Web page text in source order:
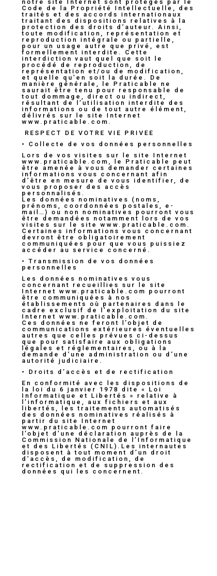
notre site Internet sont protégés par le
Code de la Propriété Intellectuelle, des
traités et des accords internationaux
traitant des dispositions relatives à la
protection des droits d’auteur. Ainsi,
toute modification, représentation et
reproduction intégrale ou partielle,
pour un usage autre que privé, est
formellement interdite. Cette
interdiction vaut quel que soit le
procédé de reproduction, de
représentation et/ou de modification,
et quelle qu’en soit la durée. De
manière générale, le Praticable ne
saurait être tenu pour responsable de
tout dommage, direct ou indirect,
résultant de l’utilisation interdite des
informations ou de tout autre élément,
délivrés sur le site Internet
www.praticable.com.
RESPECT DE VOTRE VIE PRIVEE
• Collecte de vos données personnelles
Lors de vos visites sur le site Internet
www.praticable.com , le Praticable peut
être amenée à vous demander certaines
informations vous concernant afin
d’être en mesure de vous identifier, de
vous proposer des accès
personnalisés.
Les données nominatives (noms,
prénoms, coordonnées postales, e-
mail…) ou non nominatives pourront vous
être demandées notamment lors de vos
visites sur le site www.praticable.com .
Certaines informations vous concernant
devront être obligatoirement
communiquées pour que vous puissiez
accéder au service concerné.
• Transmission de vos données
personnelles
Les données nominatives vous
concernant recueillies sur le site
Internet www.praticable.com
pourront
être communiquées à nos
établissements où partenaires dans le
cadre exclusif de l’exploitation du site
Internet www.praticable.com .
Ces données ne feront l’objet de
communications extérieures éventuelles
autres que celles prévues ci-dessus
que pour satisfaire aux obligations
légales et réglementaires, ou à la
demande d’une administration ou d’une
autorité judiciaire.
• Droits d’accès et de rectification
En conformité avec les dispositions de
la loi du 6 janvier 1978 dite « Loi
Informatique et Libertés » relative à
l’informatique, aux fichiers et aux
libertés, les traitements automatisés
des données nominatives réalisés à
partir du site Internet
www.praticable.com
pourront faire
l’objet d’une déclaration auprès de la
Commission Nationale de l’Informatique
et des Libertés (CNIL).Les internautes
disposent à tout moment d’un droit
d’accès, de modification, de
rectification et de suppression des
données qui les concernent.